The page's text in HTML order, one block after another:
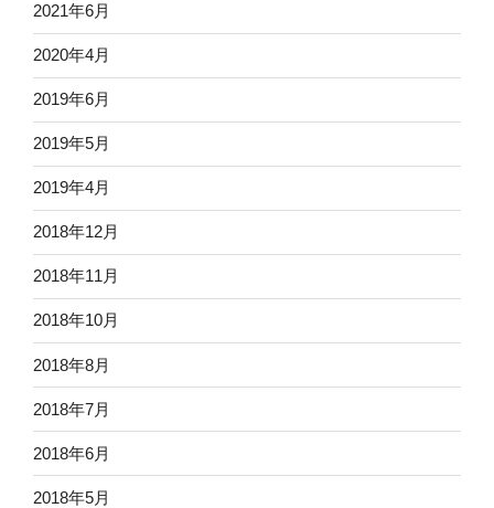
2021年6月
2020年4月
2019年6月
2019年5月
2019年4月
2018年12月
2018年11月
2018年10月
2018年8月
2018年7月
2018年6月
2018年5月